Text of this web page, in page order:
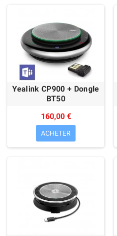
Yealink CP900 + Dongle
BT50
160,00 €
ACHETER